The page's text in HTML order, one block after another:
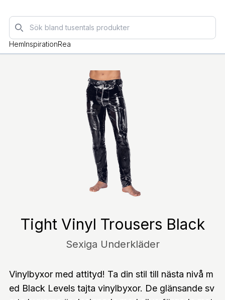
Sök
HemInspirationRea
Tight Vinyl Trousers Black
Sexiga Underkläder
Vinylbyxor med attityd! Ta din stil till nästa nivå m
ed Black Levels tajta vinylbyxor. De glänsande sv